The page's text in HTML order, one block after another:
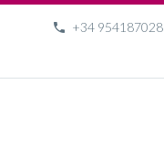
+34 954187028